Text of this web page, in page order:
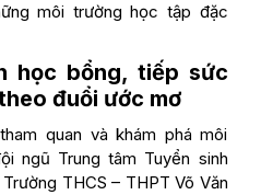
môi trường học tập đặc
học bổng, tiếp sức
đuổi ước mơ
quan và khám phá môi
ngũ Trung tâm Tuyển sinh
THCS – THPT Võ Văn